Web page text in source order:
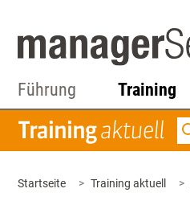
Führung Training
Startseite Training aktuell